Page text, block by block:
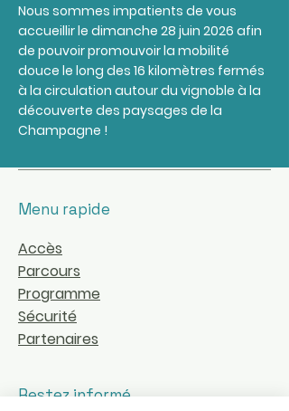
Nous sommes impatients de vous
accueillir le dimanche 28 juin 2026 afin
de pouvoir promouvoir la mobilité
douce le long des 16 kilomètres fermés
à la circulation autour du vignoble à la
découverte des paysages de la
Champagne !
Menu rapide
Accès
Parcours
Programme
Sécurité
Partenaires
Restez informé